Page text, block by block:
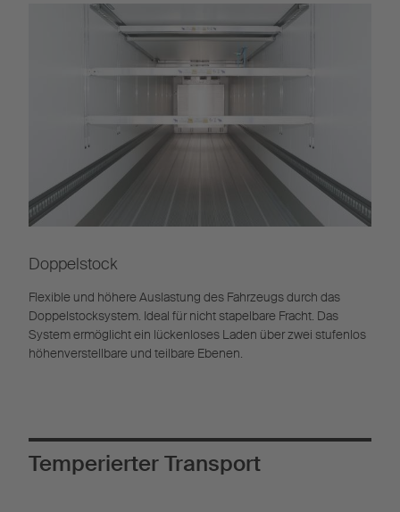
Doppelstock
Flexible und höhere Auslastung des Fahrzeugs durch das
Doppelstocksystem. Ideal für nicht stapelbare Fracht. Das
System ermöglicht ein lückenloses Laden über zwei stufenlos
höhenverstellbare und teilbare Ebenen.
Temperierter Transport